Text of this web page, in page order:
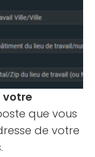
votre
que vous
de votre